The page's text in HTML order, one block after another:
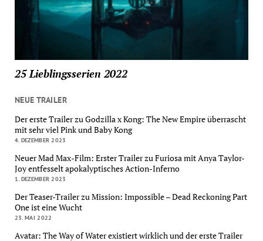
25 Lieblingsserien 2022
NEUE TRAILER
Der erste Trailer zu Godzilla x Kong: The New Empire überrascht
mit sehr viel Pink und Baby Kong
4. DEZEMBER 2023
Neuer Mad Max-Film: Erster Trailer zu Furiosa mit Anya Taylor-
Joy entfesselt apokalyptisches Action-Inferno
1. DEZEMBER 2023
Der Teaser-Trailer zu Mission: Impossible – Dead Reckoning Part
One ist eine Wucht
23. MAI 2022
Avatar: The Way of Water existiert wirklich und der erste Trailer